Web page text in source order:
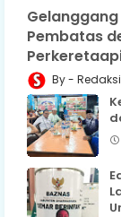
Pembatas
Redaksi